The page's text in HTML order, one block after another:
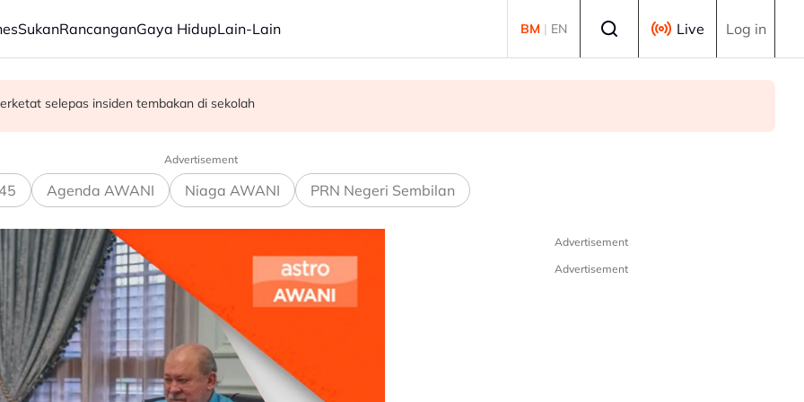
SukanRancanganGaya HidupLain-Lain BM | EN Live Log in
audio siar sentuh isu sensitiviti agama
selepas insiden tembakan di sekolah
Advertisement
Agenda AWANI Niaga AWANI PRN Negeri Sembilan
Advertisement
Advertisement